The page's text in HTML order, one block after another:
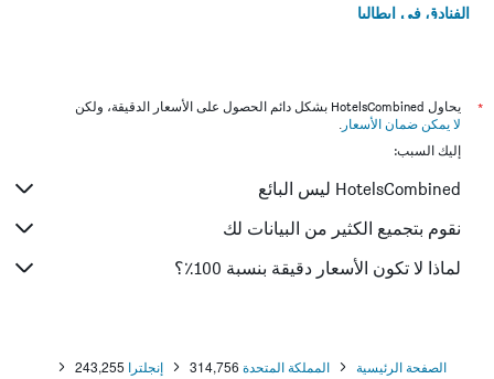
الفنادق في إيطاليا
*
يحاول HotelsCombined بشكل دائم الحصول على الأسعار الدقيقة، ولكن
لا يمكن ضمان الأسعار .
إليك السبب:
HotelsCombined ليس البائع
نقوم بتجميع الكثير من البيانات لك
لماذا لا تكون الأسعار دقيقة بنسبة 100٪؟
الصفحة الرئيسية المملكة المتحدة 314,756 إنجلترا 243,255